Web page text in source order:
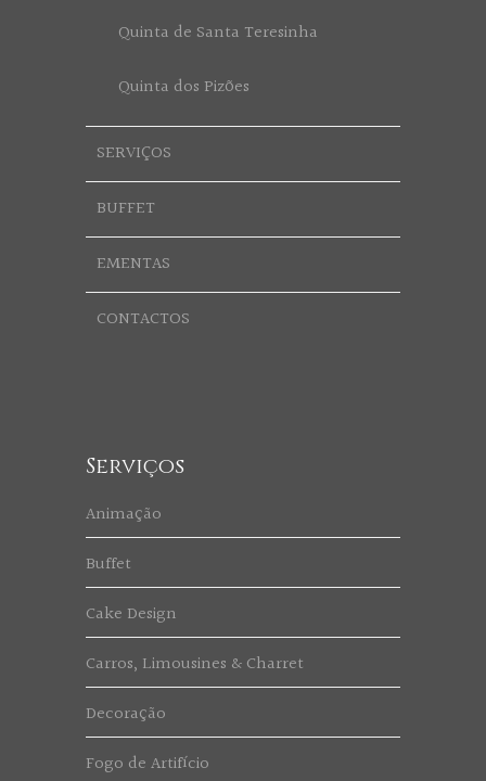
Quinta de Santa Teresinha
Quinta dos Pizões
SERVIÇOS
BUFFET
EMENTAS
CONTACTOS
Serviços
Animação
Buffet
Cake Design
Carros, Limousines & Charret
Decoração
Fogo de Artifício